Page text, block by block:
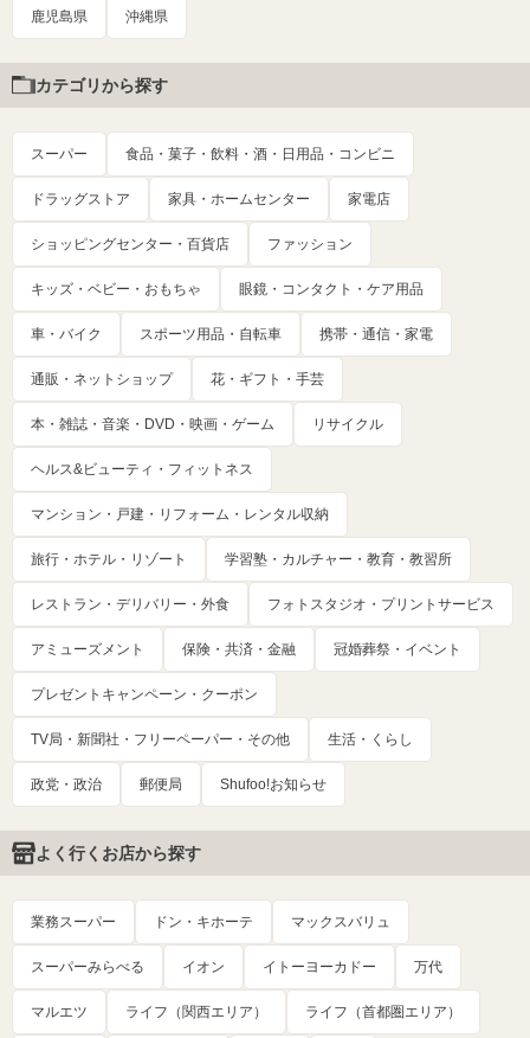
鹿児島県 沖縄県
カテゴリから探す
スーパー 食品・菓子・飲料・酒・日用品・コンビニ
ドラッグストア 家具・ホームセンター 家電店
ショッピングセンター・百貨店 ファッション
キッズ・ベビー・おもちゃ 眼鏡・コンタクト・ケア用品
車・バイク スポーツ用品・自転車 携帯・通信・家電
通販・ネットショップ 花・ギフト・手芸
本・雑誌・音楽・DVD・映画・ゲーム リサイクル
ヘルス&ビューティ・フィットネス
マンション・戸建・リフォーム・レンタル収納
旅行・ホテル・リゾート 学習塾・カルチャー・教育・教習所
レストラン・デリバリー・外食 フォトスタジオ・プリントサービス
アミューズメント 保険・共済・金融 冠婚葬祭・イベント
プレゼントキャンペーン・クーポン
TV局・新聞社・フリーペーパー・その他 生活・くらし
政党・政治 郵便局 Shufoo!お知らせ
よく行くお店から探す
業務スーパー ドン・キホーテ マックスバリュ
スーパーみらべる イオン イトーヨーカドー 万代
マルエツ ライフ（関西エリア） ライフ（首都圏エリア）